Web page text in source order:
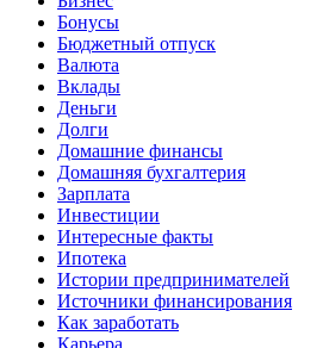
Бонусы
Бюджетный отпуск
Валюта
Вклады
Деньги
Долги
Домашние финансы
Домашняя бухгалтерия
Зарплата
Инвестиции
Интересные факты
Ипотека
Истории предпринимателей
Источники финансирования
Как заработать
Карьера